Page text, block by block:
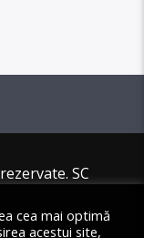
SC
cea mai optimă
acestui site,